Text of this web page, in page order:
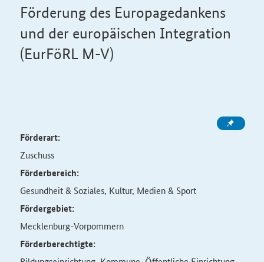
Förderung des Europagedankens
und der europäischen Integration
(EurFöRL M-V)
Förderart:
Zuschuss
Förderbereich:
Gesundheit & Soziales, Kultur, Medien & Sport
Fördergebiet:
Mecklenburg-Vorpommern
Förderberechtigte: